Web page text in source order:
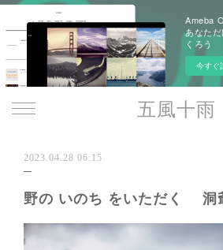
Ameba
あなた
くろう
今すぐ
五風十雨
2023.04.28 06:15
野の いのち をいただく 洞